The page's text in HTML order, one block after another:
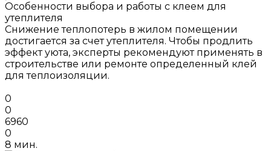
Особенности выбора и работы с клеем для
утеплителя
Снижение теплопотерь в жилом помещении
достигается за счет утеплителя. Чтобы продлить
эффект уюта, эксперты рекомендуют применять в
строительстве или ремонте определенный клей
для теплоизоляции.
0
0
6960
0
8 мин.